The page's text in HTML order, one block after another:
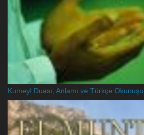
Kumeyl Duası, Anlamı ve Türkçe Okunuşu